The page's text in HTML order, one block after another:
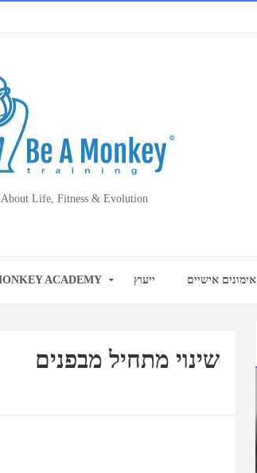
Life, Fitness & Evolution
אימונים אישיים ייעוץ ACADEMY
שינוי מתחיל מבפנים